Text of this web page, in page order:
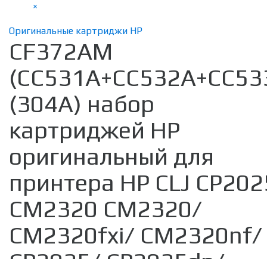
×
Оригинальные картриджи HP
CF372AM
(304A) набор
картриджей HP
оригинальный для
принтера HP CLJ
CM2320 CM2320/
CM2320fxi/ CM2320nf/